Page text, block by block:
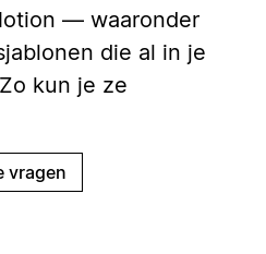
— waaronder
die al in je
kun je ze
vragen